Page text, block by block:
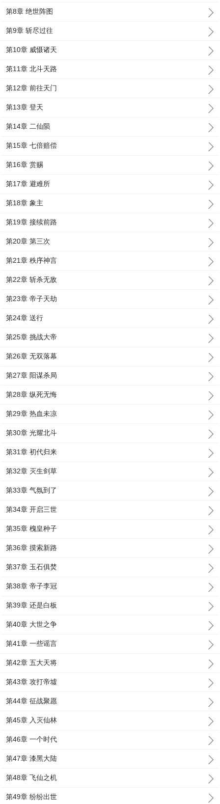
第8章 绝世阵图
第9章 斩尽过往
第10章 威慑诸天
第11章 北斗天路
第12章 前往天门
第13章 登天
第14章 二仙陨
第15章 七倍赔偿
第16章 赏赐
第17章 避难所
第18章 象主
第19章 接续前路
第20章 第三次
第21章 秩序神言
第22章 斩杀无敌
第23章 帝子天劫
第24章 送行
第25章 挑战大帝
第26章 无双落幕
第27章 阳谋杀局
第28章 纵死无悔
第29章 热血未凉
第30章 光耀北斗
第31章 初代归来
第32章 灭生剑草
第33章 气氛到了
第34章 开启三世
第35章 槐皇种子
第36章 摸索新路
第37章 玉石俱焚
第38章 帝子李冠
第39章 还是白板
第40章 大世之争
第41章 一些谣言
第42章 五大天将
第43章 攻打帝墟
第44章 征战聚愿
第45章 入灭仙林
第46章 一个时代
第47章 漆黑大陆
第48章 飞仙之机
第49章 纷纷出世